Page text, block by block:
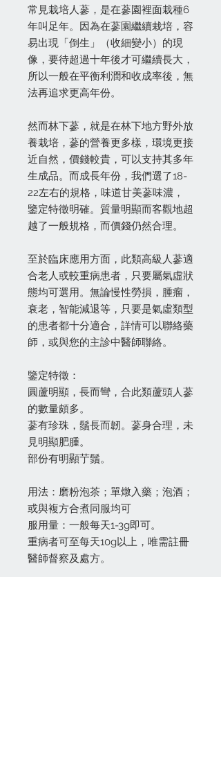
常見栽培人蔘，是在蔘園裡面栽種6
年叫足年。因為在蔘園繼續栽培，容
易出現「倒生」（收細變小）的現
像，要待超過十年後才可繼續長大，
所以一般在平衡利潤和收成率後，無
法再追求更高年份。
然而林下蔘，就是在林下地方野外放
養栽培，蔘的營養更多樣，環境更接
近自然，價錢較貴，可以支持其多年
生成品。而成長年份，我們選了18-
22左右的規格，味道甘美蔘味濃，
鑒定特徵明確。質量明顯而客觀地超
越了一般規格，而價錢仍然合理。
至於臨床應用方面，此類高級人蔘適
合老人或較重病患者，只要屬氣虛狀
態均可選用。無論慢性勞損，腫瘤，
衰老，智能減退等，只要是氣虛類型
的患者都十分適合，詳情可以聯絡藥
師，或與您的主診中醫師聯絡。
鑒定特徵：
圓蘆明顯，長而彎，合此類蘆頭人蔘
的數量頗多。
蔘有珍珠，鬚長而韌。蔘身合理，未
見明顯肥腫。
部份有明顯艼鬚。
用法：磨粉泡茶；單燉入藥；泡酒；
或與複方合煮同服均可
服用量：一般每天1-3g即可。
重病者可至每天10g以上，唯需註冊
醫師督察及處方。